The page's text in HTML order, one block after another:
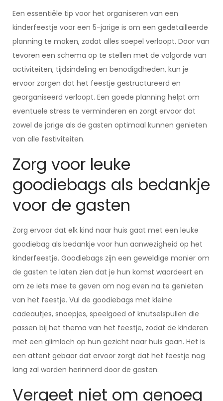
Een essentiële tip voor het organiseren van een
kinderfeestje voor een 5-jarige is om een gedetailleerde
planning te maken, zodat alles soepel verloopt. Door van
tevoren een schema op te stellen met de volgorde van
activiteiten, tijdsindeling en benodigdheden, kun je
ervoor zorgen dat het feestje gestructureerd en
georganiseerd verloopt. Een goede planning helpt om
eventuele stress te verminderen en zorgt ervoor dat
zowel de jarige als de gasten optimaal kunnen genieten
van alle festiviteiten.
Zorg voor leuke
goodiebags als bedankje
voor de gasten
Zorg ervoor dat elk kind naar huis gaat met een leuke
goodiebag als bedankje voor hun aanwezigheid op het
kinderfeestje. Goodiebags zijn een geweldige manier om
de gasten te laten zien dat je hun komst waardeert en
om ze iets mee te geven om nog even na te genieten
van het feestje. Vul de goodiebags met kleine
cadeautjes, snoepjes, speelgoed of knutselspullen die
passen bij het thema van het feestje, zodat de kinderen
met een glimlach op hun gezicht naar huis gaan. Het is
een attent gebaar dat ervoor zorgt dat het feestje nog
lang zal worden herinnerd door de gasten.
Vergeet niet om genoeg